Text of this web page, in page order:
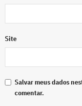
Site
Salvar meus dados
comentar.